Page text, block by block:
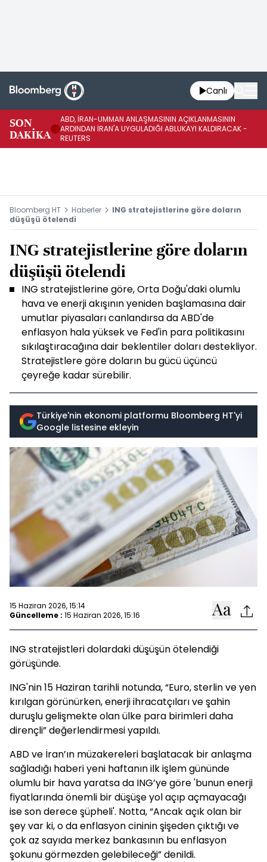
Canlı
SON
DAKİKA
ABD, İRAN-UMMAN ANLAŞMASININ AÇIKLANMASININ
ARDINDAN İRAN'A UYGULADIĞI ABLUKAYI KALDIRACAK -
REUTERS
Bloomberg HT Haberler
ING stratejistlerine göre doların
düşüşü ötelendi
ING stratejistlerine göre doların
düşüşü ötelendi
ING stratejistlerine göre, Orta Doğu'daki olumlu
hava ve enerji akışının yeniden başlamasına dair
umutlar piyasaları canlandırsa da ABD'de
enflasyon hala yüksek ve Fed'in para politikasını
sıkılaştıracağına dair beklentiler doları destekliyor.
Stratejistlere göre doların bu gücü üçüncü
çeyreğe kadar sürebilir.
Türkiye'nin ekonomi platformu Bloomberg HT'yi
Google listesine ekleyin
15 Haziran 2026, 15:14
Güncelleme : 15 Haziran 2026, 15:16
ING stratejistleri dolardaki düşüşün ötelendiği
görüşünde.
ING'nin 15 Haziran tarihli notunda, “Euro, sterlin ve yen
kırılgan görünürken, enerji ihracatçıları ve şahin
duruşlu gelişmekte olan ülke para birimleri daha
dirençli” değerlendirmesi yapıldı.
ABD ve İran’ın müzakereleri başlatacak bir anlaşma
sağladığı haberi yeni haftanın ilk işlem gününde
olumlu bir hava yaratsa da ING’ye göre 'bunun enerji
fiyatlarında önemli bir düşüşe yol açıp açmayacağı
ise son derece şüpheli'. Notta, “Ancak açık olan bir
şey var ki, o da enflasyon cininin şişeden çıktığı ve
çok az sayıda merkez bankasının bu enflasyon
şokunu görmezden gelebileceği” denildi.